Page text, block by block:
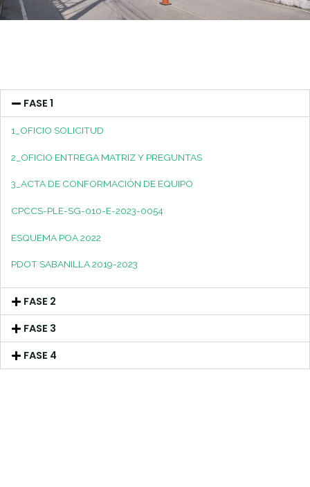
FASE 1
1_OFICIO SOLICITUD
2_OFICIO ENTREGA MATRIZ Y PREGUNTAS
3_ACTA DE CONFORMACIÓN DE EQUIPO
CPCCS-PLE-SG-010-E-2023-0054
ESQUEMA POA 2022
PDOT SABANILLA 2019-2023
FASE 2
FASE 3
FASE 4